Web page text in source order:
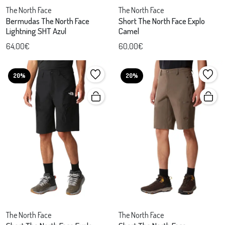
The North Face
Bermudas The North Face
Lightning SHT Azul
64,00€
The North Face
Short The North Face Explo
Camel
60,00€
20%
The North Face
20%
The North Face